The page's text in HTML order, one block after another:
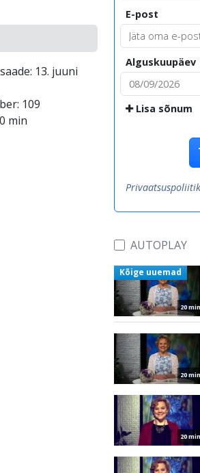
13. juuni
109
min
E-post
Alguskuupäev
Lisa sõnum
AUTOPLAY
20 min
Kõige uuemad
20 min
20 min